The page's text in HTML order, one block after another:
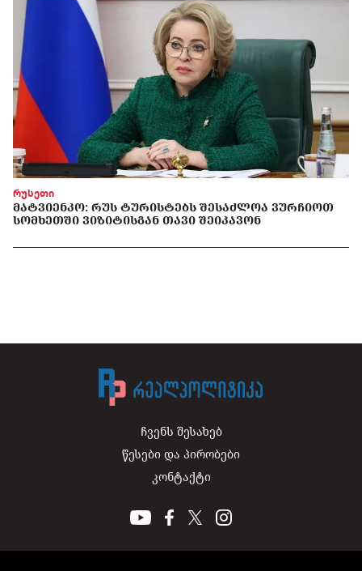
რუსეთი
ᲛᲐᲢᲕᲘᲔᲜᲙᲝ: ᲠᲣᲡ ᲢᲣᲠᲘᲡᲢᲔᲑᲡ ᲨᲔᲡᲐᲫᲚᲝᲐ ᲕᲣᲠᲩᲘᲝᲗ
ᲡᲝᲛᲮᲔᲗᲨᲘ ᲕᲘᲖᲘᲢᲘᲡᲒᲐᲜ ᲗᲐᲕᲘ ᲨᲔᲘᲙᲐᲕᲝᲜ
ჩვენს შესახებ
წესები და პირობები
კონტაქტი